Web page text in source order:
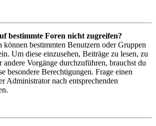
bestimmte Foren nicht zugreifen?
können bestimmten Benutzern oder Gruppen
Um diese einzusehen, Beiträge zu lesen, zu
andere Vorgänge durchzuführen, brauchst du
besondere Berechtigungen. Frage einen
Administrator nach entsprechenden